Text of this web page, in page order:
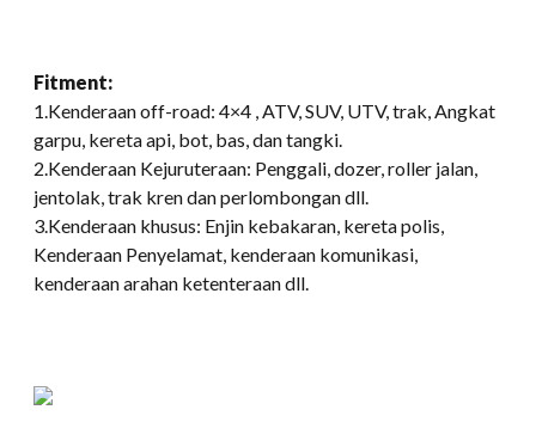
Fitment:
1.Kenderaan off-road: 4×4 , ATV, SUV, UTV, trak, Angkat
garpu, kereta api, bot, bas, dan tangki.
2.Kenderaan Kejuruteraan: Penggali, dozer, roller jalan,
jentolak, trak kren dan perlombongan dll.
3.Kenderaan khusus: Enjin kebakaran, kereta polis,
Kenderaan Penyelamat, kenderaan komunikasi,
kenderaan arahan ketenteraan dll.